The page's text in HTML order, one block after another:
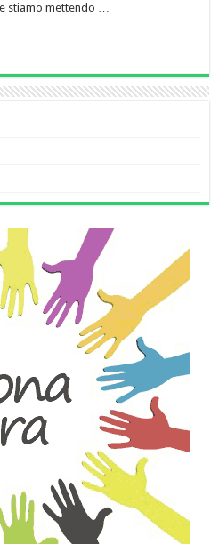
stiamo mettendo …